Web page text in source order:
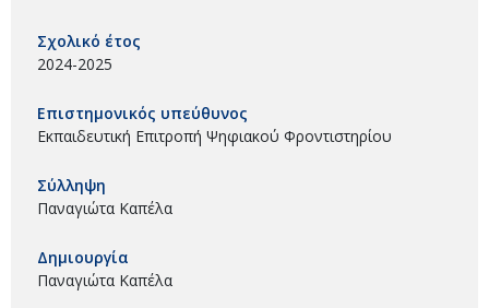
Σχολικό έτος
2024-2025
Επιστημονικός υπεύθυνος
Εκπαιδευτική Επιτροπή Ψηφιακού Φροντιστηρίου
Σύλληψη
Παναγιώτα Καπέλα
Δημιουργία
Παναγιώτα Καπέλα